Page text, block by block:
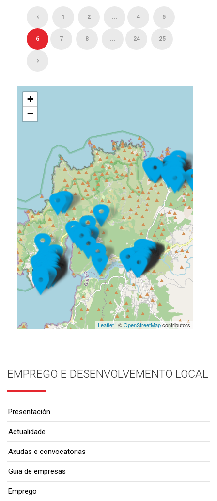
1 2 ... 4 5
6 7 8 ... 24 25
+
−
Leaflet| ©OpenStreetMapcontributors
EMPREGO E DESENVOLVEMENTO LOCAL
Presentación
Actualidade
Axudas e convocatorias
Guía de empresas
Emprego